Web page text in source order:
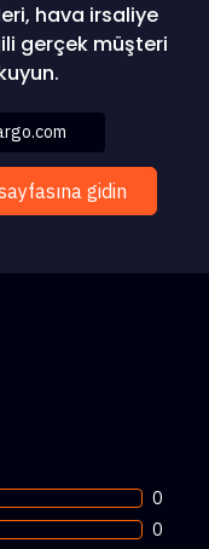
hava irsaliye
gerçek müşteri
gidin
0
0